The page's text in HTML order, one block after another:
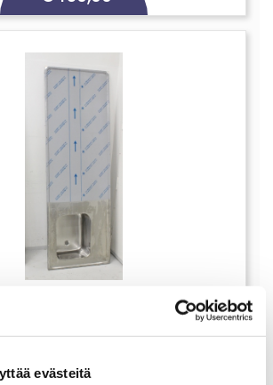
evästeitä
kansi 2200mm, uusi
käyttämätön